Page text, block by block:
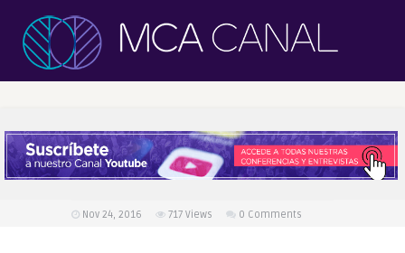
Nov 24, 2016 717 Views 0 Comments